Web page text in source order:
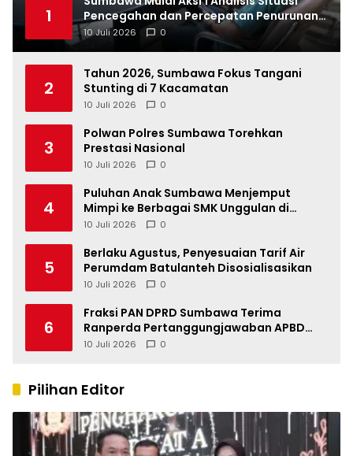
1
Pencegahan dan Percepatan Penurunan
Stunting Tahun 2026
10 Juli 2026 0
2
Tahun 2026, Sumbawa Fokus Tangani
Stunting di 7 Kacamatan
10 Juli 2026 0
3
Polwan Polres Sumbawa Torehkan
Prestasi Nasional
10 Juli 2026 0
4
Puluhan Anak Sumbawa Menjemput
Mimpi ke Berbagai SMK Unggulan di
Indonesia
10 Juli 2026 0
5
Berlaku Agustus, Penyesuaian Tarif Air
Perumdam Batulanteh Disosialisasikan
10 Juli 2026 0
6
Fraksi PAN DPRD Sumbawa Terima
Ranperda Pertanggungjawaban APBD
2025, Soroti SILPA Rp201,68 Miliar dan
10 Juli 2026 0
Pilihan Editor